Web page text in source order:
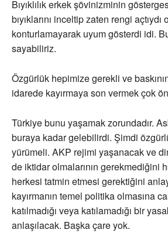
Bıyıklılık erkek şövinizminin
bıyıklarını inceltip zaten rengi açtıydı
konturlamayarak uyum gösterdi idi.
sayabiliriz.
Özgürlük hepimize gerekli ve
idarede kayırmaya son vermek çok
Türkiye bunu yaşamak zorundadır.
buraya kadar gelebilirdi. Şimdi
yürümeli. AKP rejimi yaşanacak ve
de iktidar olmalarının gerekmediğini
herkesi tatmin etmesi gerektiğini
kayırmanın temel politika olmasına
katılmadığı veya katılamadığı bir
anlaşılacak. Başka çare yok.